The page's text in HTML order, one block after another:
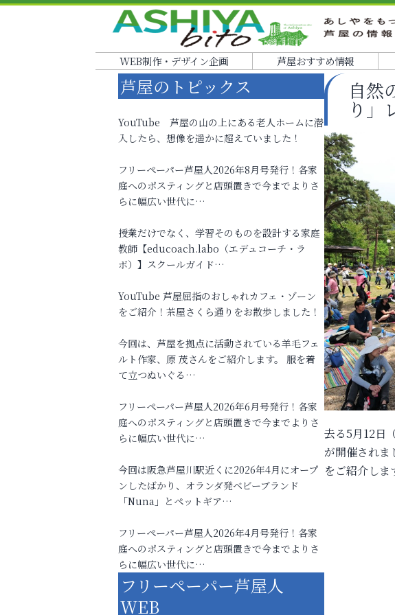
WEB制作・デザイン企画 芦屋おすすめ情報
自然
り」
去る5月12日
が開催されま
をご紹介し
芦屋のトピックス
YouTube 芦屋の山の上にある老人ホームに潜
入したら、想像を遥かに超えていました！
フリーペーパー芦屋人2026年8月号発行！各家
庭へのポスティングと店頭置きで今までよりさ
らに幅広い世代に…
授業だけでなく、学習そのものを設計する家庭
教師【educoach.labo（エデュコーチ・ラ
ボ）】スクールガイド…
YouTube 芦屋屈指のおしゃれカフェ・ゾーン
をご紹介！茶屋さくら通りをお散歩しました！
今回は、芦屋を拠点に活動されている羊毛フェ
ルト作家、原 茂さんをご紹介します。 服を着
て立つぬいぐる…
フリーペーパー芦屋人2026年6月号発行！各家
庭へのポスティングと店頭置きで今までよりさ
らに幅広い世代に…
今回は阪急芦屋川駅近くに2026年4月にオープ
ンしたばかり、オランダ発ベビーブランド
「Nuna」とペットギア…
フリーペーパー芦屋人2026年4月号発行！各家
庭へのポスティングと店頭置きで今までよりさ
らに幅広い世代に…
フリーペーパー芦屋人
WEB